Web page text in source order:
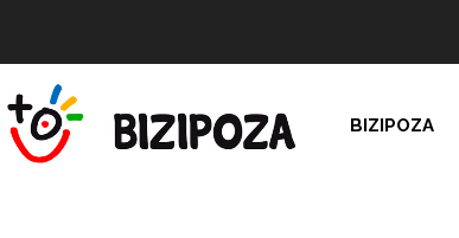
BIZIPOZA